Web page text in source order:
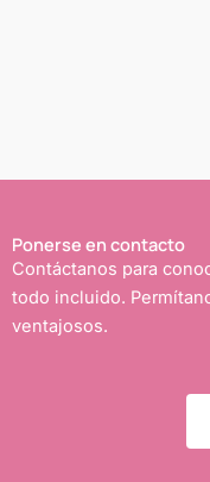
Ponerse en contacto
Contáctanos para
todo incluido.
ventajosos.